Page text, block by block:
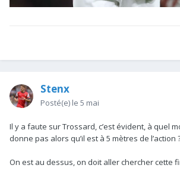
Stenx
Posté(e) le 5 mai
Il y a faute sur Trossard, c’est évident, à quel
donne pas alors qu’il est à 5 mètres de l’action
On est au dessus, on doit aller chercher cette